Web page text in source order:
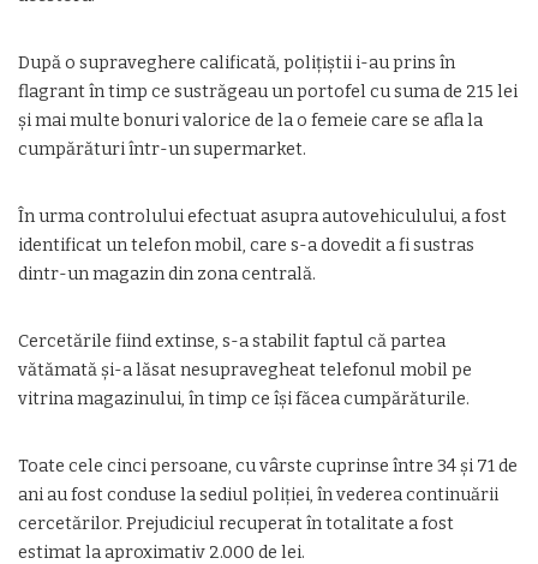
După o supraveghere calificată, poliţiştii i-au prins în
flagrant în timp ce sustrăgeau un portofel cu suma de 215 lei
şi mai multe bonuri valorice de la o femeie care se afla la
cumpărături într-un supermarket.
În urma controlului efectuat asupra autovehiculului, a fost
identificat un telefon mobil, care s-a dovedit a fi sustras
dintr-un magazin din zona centrală.
Cercetările fiind extinse, s-a stabilit faptul că partea
vătămată şi-a lăsat nesupravegheat telefonul mobil pe
vitrina magazinului, în timp ce îşi făcea cumpărăturile.
Toate cele cinci persoane, cu vârste cuprinse între 34 şi 71 de
ani au fost conduse la sediul poliţiei, în vederea continuării
cercetărilor. Prejudiciul recuperat în totalitate a fost
estimat la aproximativ 2.000 de lei.